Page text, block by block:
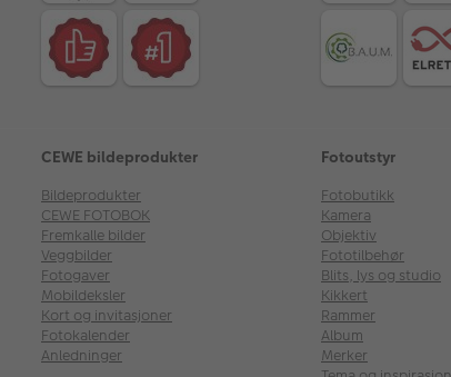
CEWE bildeprodukter
Bildeprodukter
CEWE FOTOBOK
Fremkalle bilder
Veggbilder
Fotogaver
Mobildeksler
Kort og invitasjoner
Fotokalender
Anledninger
Fotoutstyr
Fotobutikk
Kamera
Objektiv
Fototilbehør
Blits, lys og studio
Kikkert
Rammer
Album
Merker